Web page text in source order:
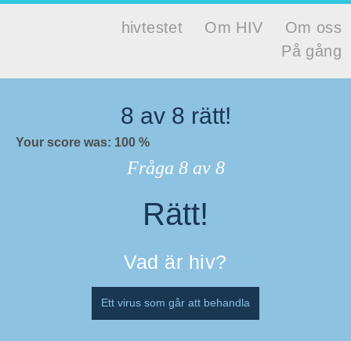
hivtestet Om HIV
Om oss
På gång
Hivtestet
8 av 8 rätt!
Your score was: 100 %
Fråga 8av 8
Rätt!
Vad är hiv?
Ett virus som går att behandla